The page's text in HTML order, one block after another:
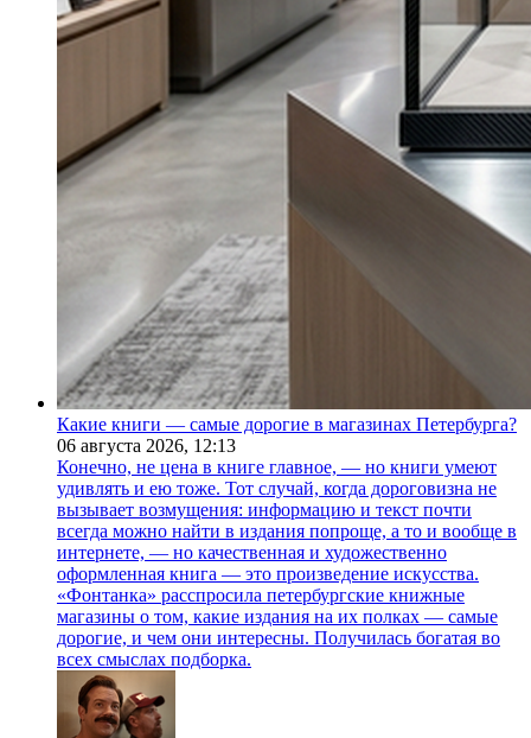
Какие книги — самые дорогие в магазинах Петербурга?
06 августа 2026, 12:13
Конечно, не цена в книге главное, — но книги умеют
удивлять и ею тоже. Тот случай, когда дороговизна не
вызывает возмущения: информацию и текст почти
всегда можно найти в издания попроще, а то и вообще в
интернете, — но качественная и художественно
оформленная книга — это произведение искусства.
«Фонтанка» расспросила петербургские книжные
магазины о том, какие издания на их полках — самые
дорогие, и чем они интересны. Получилась богатая во
всех смыслах подборка.